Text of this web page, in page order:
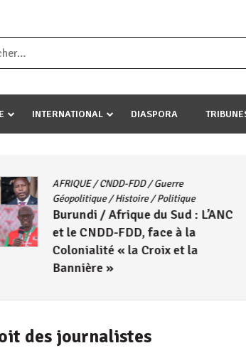
umuryango wawe canke igihugu
INTERNATIONAL DIASPORA
AFRIQUE/CNDD-FDD/Guerre
Géopolitique/Histoire/Politique
Burundi / Afrique du Sud : L’ANC
et le CNDD-FDD, face à la
Colonialité « la Croix et la
Bannière »
des journalistes